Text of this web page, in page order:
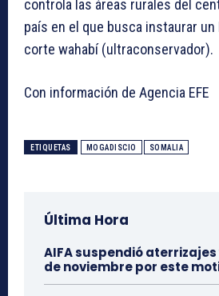
controla las áreas rurales del
país en el que busca instaurar
corte wahabí (ultraconservador).
Con información de Agencia EFE
ETIQUETAS MOGADISCIO SOMALIA
Última Hora
AIFA suspendió aterrizajes
de noviembre por este